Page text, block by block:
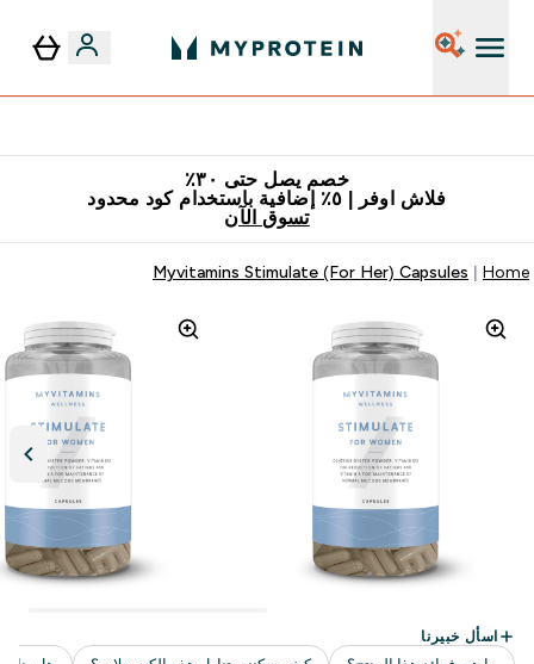
خصم يصل حتى ٣٠٪
فلاش اوفر | ٥٪ إضافية باستخدام كود محدود
تسوق الآن
Home
Myvitamins Stimulate (For Her) Capsules